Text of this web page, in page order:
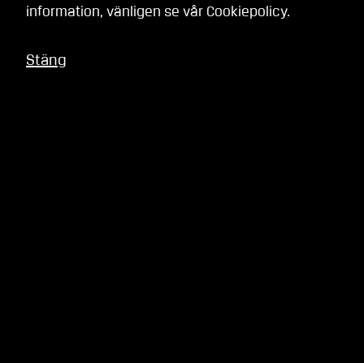
information, vänligen se vår Cookiepolicy.
Stäng